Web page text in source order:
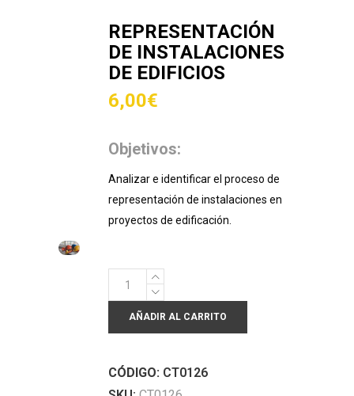
REPRESENTACIÓN
DE INSTALACIONES
DE EDIFICIOS
6,00€
Objetivos:
Analizar e identificar el proceso de
representación de instalaciones en
proyectos de edificación.
Representación
de
instalaciones
quantity
AÑADIR AL CARRITO
CÓDIGO: CT0126